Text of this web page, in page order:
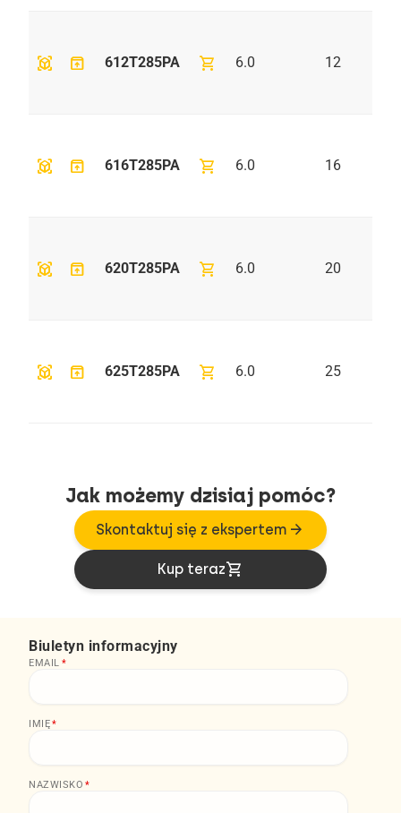
view_in_ar unarchive 612T285PA shopping_cart 6.0 12
view_in_ar unarchive 616T285PA shopping_cart 6.0 16
view_in_ar unarchive 620T285PA shopping_cart 6.0 20
view_in_ar unarchive 625T285PA shopping_cart 6.0 25
Jak możemy dzisiaj pomóc?
Skontaktuj się z ekspertem arrow_forward
Kup terazshopping_cart
Biuletyn informacyjny
EMAIL *
IMIĘ*
NAZWISKO *